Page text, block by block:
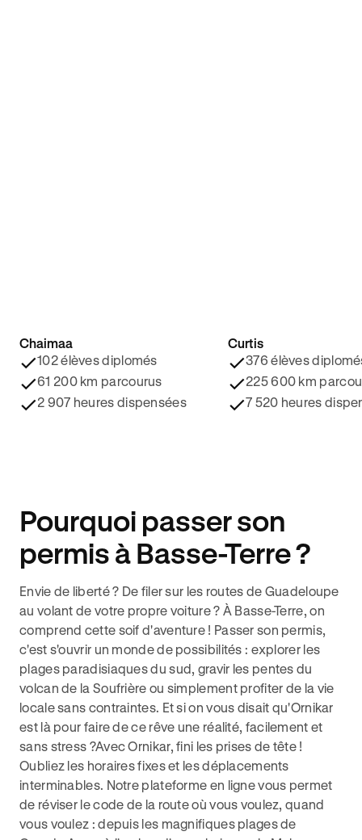
4.8/5 ⭐️
Chaimaa
102 élèves diplomés
61 200 km parcourus
2 907 heures dispensées
4.9/5 ⭐️
Curtis
376 élèves
225 600 km
7 520 heures
Pourquoi passer son
permis à Basse-Terre ?
Envie de liberté ? De filer sur les routes de Guadeloupe
au volant de votre propre voiture ? À Basse-Terre, on
comprend cette soif d'aventure ! Passer son permis,
c'est s'ouvrir un monde de possibilités : explorer les
plages paradisiaques du sud, gravir les pentes du
volcan de la Soufrière ou simplement profiter de la vie
locale sans contraintes. Et si on vous disait qu'Ornikar
est là pour faire de ce rêve une réalité, facilement et
sans stress ?Avec Ornikar, fini les prises de tête !
Oubliez les horaires fixes et les déplacements
interminables. Notre plateforme en ligne vous permet
de réviser le code de la route où vous voulez, quand
vous voulez : depuis les magnifiques plages de